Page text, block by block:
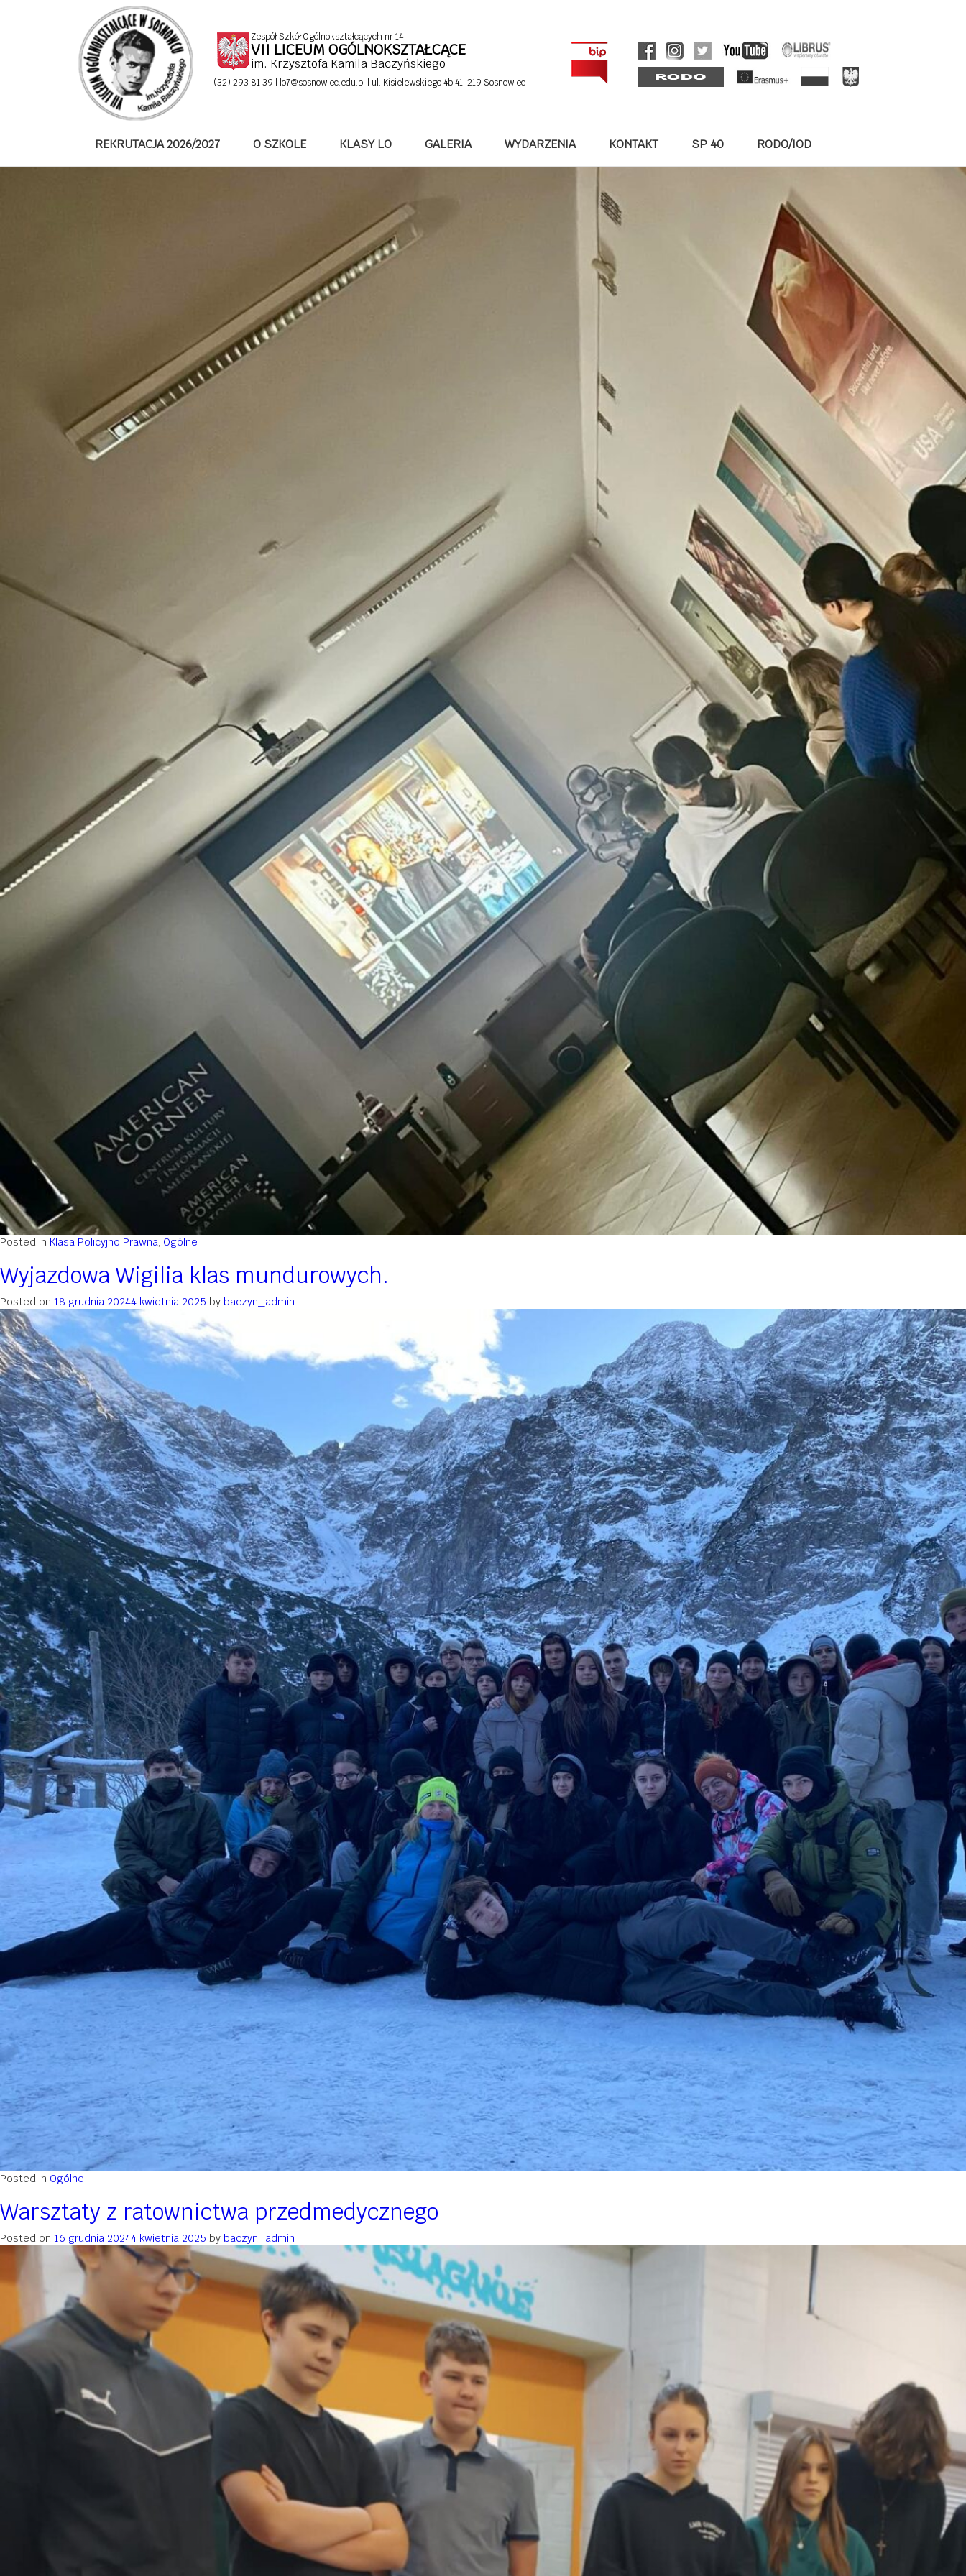
Zespół Szkół Ogólnokształcących nr 14
VII LICEUM OGÓLNOKSZTAŁCĄCE
im. Krzysztofa Kamila Baczyńskiego
(32) 293 81 39 | lo7@sosnowiec.edu.pl | ul. Kisielewskiego 4b 41-219 Sosnowiec
REKRUTACJA 2026/2027 O SZKOLE KLASY LO GALERIA WYDARZENIA KONTAKT SP 40 RODO/IOD
Miesiąc:grudzień 2024
Kino amerykańskie w American Corner Katowice
Posted on19 grudnia 20244 kwietnia 2025bybaczyn_admin
Posted in Klasa Policyjno Prawna, Ogólne
Wyjazdowa Wigilia klas mundurowych.
Posted on 18 grudnia 20244 kwietnia 2025 by baczyn_admin
Posted in Ogólne
Warsztaty z ratownictwa przedmedycznego
Posted on 16 grudnia 20244 kwietnia 2025 by baczyn_admin